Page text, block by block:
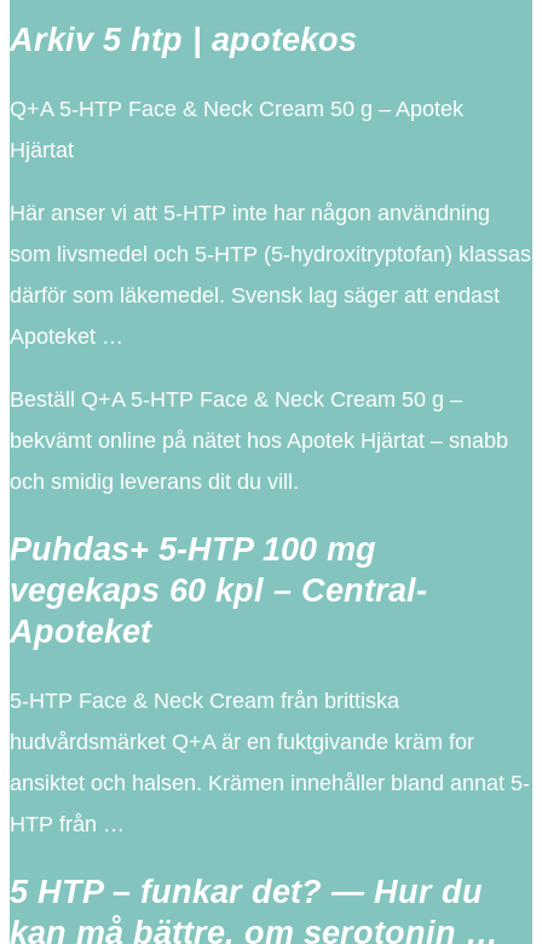
Arkiv 5 htp | apotekos
Q+A 5-HTP Face & Neck Cream 50 g – Apotek
Hjärtat
Här anser vi att 5-HTP inte har någon användning
som livsmedel och 5-HTP (5-hydroxitryptofan) klassas
därför som läkemedel. Svensk lag säger att endast
Apoteket …
Beställ Q+A 5-HTP Face & Neck Cream 50 g –
bekvämt online på nätet hos Apotek Hjärtat – snabb
och smidig leverans dit du vill.
Puhdas+ 5-HTP 100 mg
vegekaps 60 kpl – Central-
Apoteket
5-HTP Face & Neck Cream från brittiska
hudvårdsmärket Q+A är en fuktgivande kräm for
ansiktet och halsen. Krämen innehåller bland annat 5-
HTP från …
5 HTP – funkar det? — Hur du
kan må bättre, om serotonin …